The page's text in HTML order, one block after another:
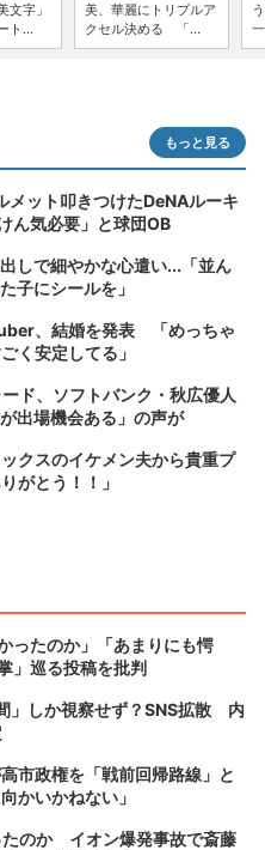
文字」
ト...
美、華麗にトリプルア
クセル決める 「...
もっと見る
メット叩きつけたDeNAルーキ
ん気必要」と球団OB
しで細やかな心遣い...「並ん
子にシールを」
、結婚を発表 「めっちゃ
く安定してる」
ド、ソフトバンク・秋広優人
出場機会ある」の声が
クスのイケメン夫から貴重プ
がとう！！」
ったのか」「あまりにも愕
」巡る投稿を批判
」しか視察せず？SNS拡散 内
市政権を「戦前回帰路線」と
かいかねない」
のか イオン爆発事故で斎藤